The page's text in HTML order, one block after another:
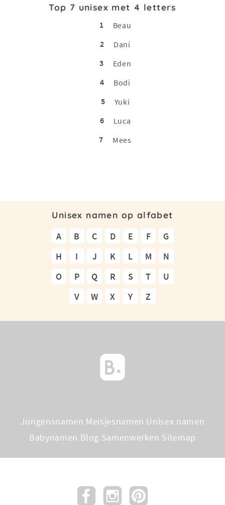
Top 7 unisex met 4 letters
1
Beau
2
Dani
3
Eden
4
Bodi
5
Yuki
6
Luca
7
Mees
Unisex namen op alfabet
A B C D E F
G
H
I J K L M
N
O
P Q R S T
U
V
W X Y Z
Jongensnamen Meisjesnamen Unisex namen
Babynamen Blog Samenwerken Sitemap